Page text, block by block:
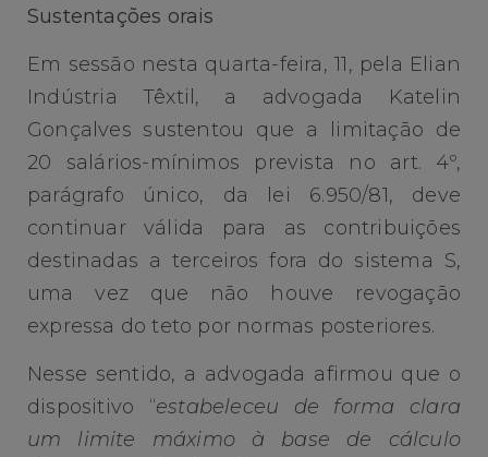
Sustentações orais
Em sessão nesta quarta-feira, 11, pela Elian
Indústria Têxtil, a advogada Katelin
Gonçalves sustentou que a limitação de
20 salários-mínimos prevista no art. 4º,
parágrafo único, da lei 6.950/81, deve
continuar válida para as contribuições
destinadas a terceiros fora do sistema S,
uma vez que não houve revogação
expressa do teto por normas posteriores.
Nesse sentido, a advogada afirmou que o
dispositivo “estabeleceu de forma clara
um limite máximo à base de cálculo